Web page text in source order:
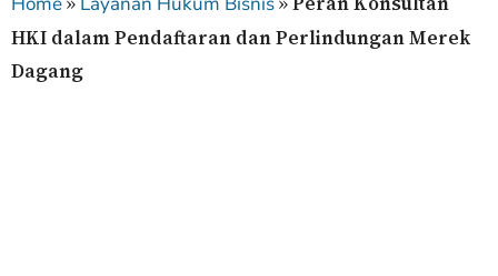
HKI dalam Pendaftaran dan Perlindungan Merek
Dagang